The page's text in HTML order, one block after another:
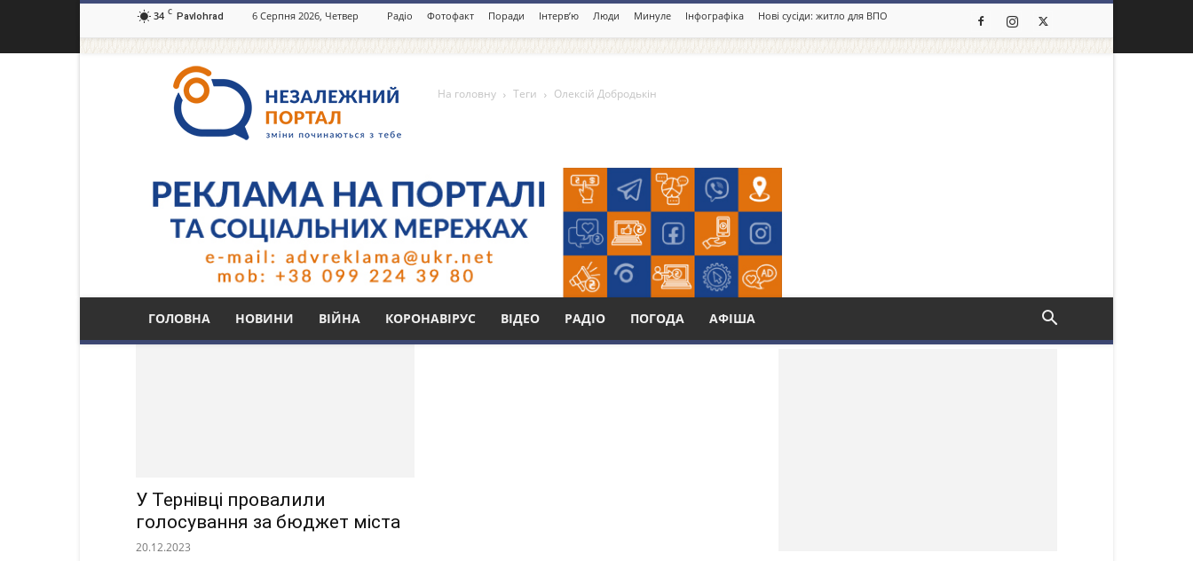
34 C Pavlohrad 6 Серпня 2026, Четвер Радіо Фотофакт Поради Інтерв’ю Люди Минуле Інфографіка Нові сусіди: житло для ВПО
портал
Павлоград.dp.ua
ГОЛОВНА НОВИНИ ВІЙНА КОРОНАВІРУС ВІДЕО РАДІО ПОГОДА АФІША
На головну Теги Олексій Добродькін
Тег: Олексій Добродькін
У Тернівці провалили
голосування за бюджет міста
20.12.2023